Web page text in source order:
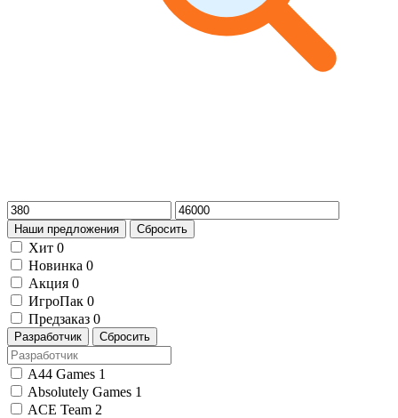
Наши предложения Сбросить
Хит 0
Новинка 0
Акция 0
ИгроПак 0
Предзаказ 0
Разработчик Сбросить
A44 Games 1
Absolutely Games 1
ACE Team 2